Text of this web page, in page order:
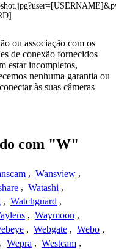
ou associação com os
de conexão fornecidos
estar incompletos,
nenhuma garantia ou
às suas câmeras
com "W"
, Wansview ,
, Watashi ,
, Watchguard ,
, Waymoon ,
, Webgate , Webo ,
, Wepra , Westcam ,